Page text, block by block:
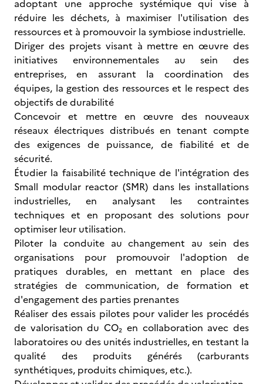
adoptant une approche systémique qui vise à
réduire les déchets, à maximiser l'utilisation des
ressources et à promouvoir la symbiose industrielle.
Diriger des projets visant à mettre en œuvre des
initiatives environnementales au sein des
entreprises, en assurant la coordination des
équipes, la gestion des ressources et le respect des
objectifs de durabilité
Concevoir et mettre en œuvre des nouveaux
réseaux électriques distribués en tenant compte
des exigences de puissance, de fiabilité et de
sécurité.
Étudier la faisabilité technique de l'intégration des
Small modular reactor (SMR) dans les installations
industrielles, en analysant les contraintes
techniques et en proposant des solutions pour
optimiser leur utilisation.
Piloter la conduite au changement au sein des
organisations pour promouvoir l'adoption de
pratiques durables, en mettant en place des
stratégies de communication, de formation et
d'engagement des parties prenantes
Réaliser des essais pilotes pour valider les procédés
de valorisation du CO₂ en collaboration avec des
laboratoires ou des unités industrielles, en testant la
qualité des produits générés (carburants
synthétiques, produits chimiques, etc.).